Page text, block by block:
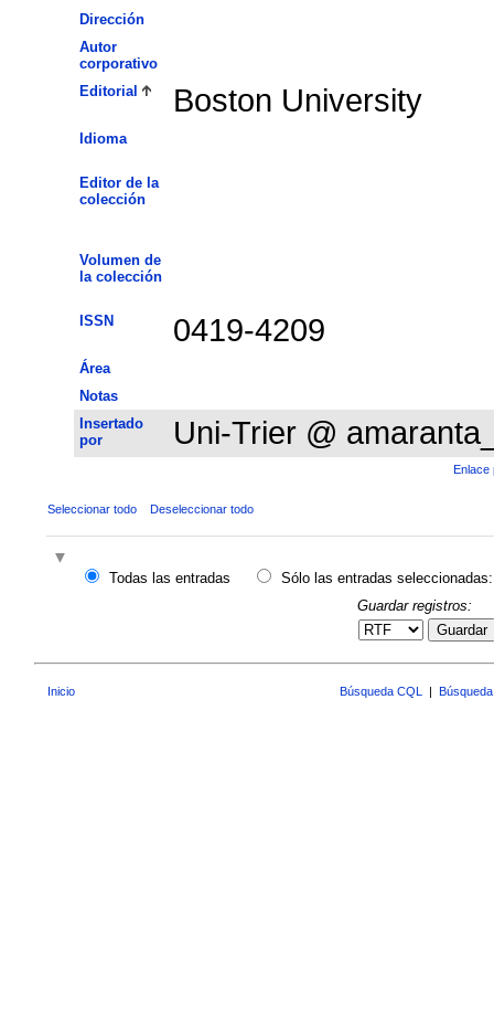
Dirección
Autor
corporativo
Editorial
Boston University
Idioma
Editor de la
colección
Volumen de
la colección
ISSN 0419-4209
Área
Notas
Insertado
por
Uni-Trier @
Enlace
Seleccionar todo Deseleccionar todo
Todas las entradas
Sólo las entradas seleccionadas:
Guardar registros:
Guardar
Inicio Búsqueda CQL